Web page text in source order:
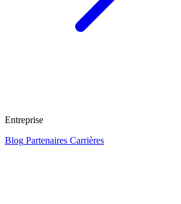
Entreprise
Blog Partenaires Carrières